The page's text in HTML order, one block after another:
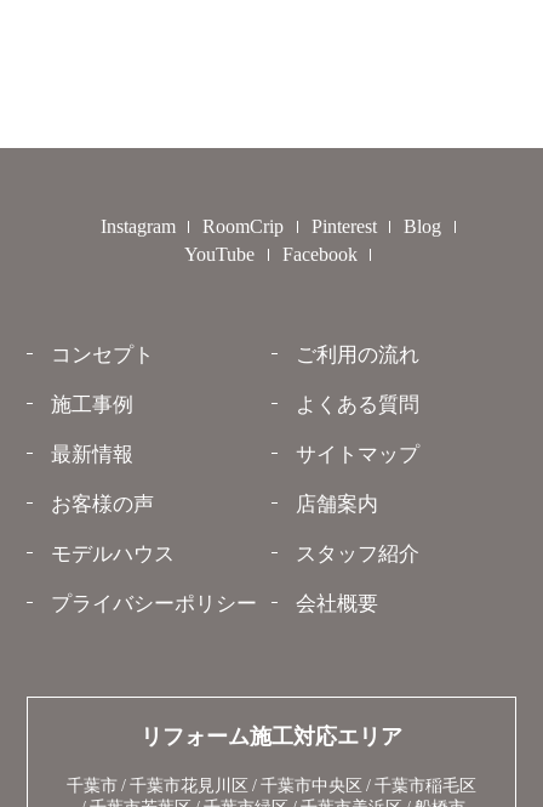
Instagram RoomCrip Pinterest
Blog
YouTube
Facebook
コンセプト
施工事例
最新情報
お客様の声
モデルハウス
プライバシーポリシー
ご利用の流れ
よくある質問
サイトマップ
店舗案内
スタッフ紹介
会社概要
リフォーム施工対応エリア
千葉市 千葉市花見川区 千葉市中央区
千葉市稲毛区